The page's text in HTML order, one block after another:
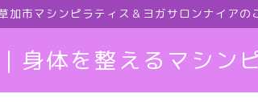
加市マシンピラティス＆ヨガサロンナイアの
身体を整えるマシン